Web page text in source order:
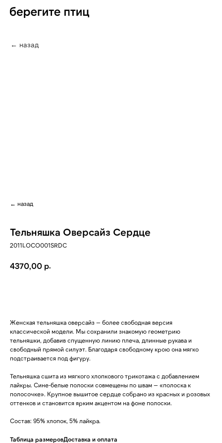
← назад
← назад
Тельняшка Оверсайз Сердце
2011LOCO001SRDC
4370,00 р.
Женская тельняшка оверсайз — более свободная версия
классической модели. Мы сохранили знакомую геометрию
тельняшки, добавив спущенную линию плеча, длинные рукава и
свободный прямой силуэт. Благодаря свободному крою она мягко
подстраивается под фигуру.
Тельняшка сшита из мягкого хлопкового трикотажа с добавлением
лайкры. Сине-белые полоски совмещены по швам — «полоска к
полосочке». Крупное вышитое сердце собрано из красных и розовых
оттенков и становится ярким акцентом на фоне полоски.
Состав: 95% хлопок, 5% лайкра.
Таблица размеровДоставка и оплата